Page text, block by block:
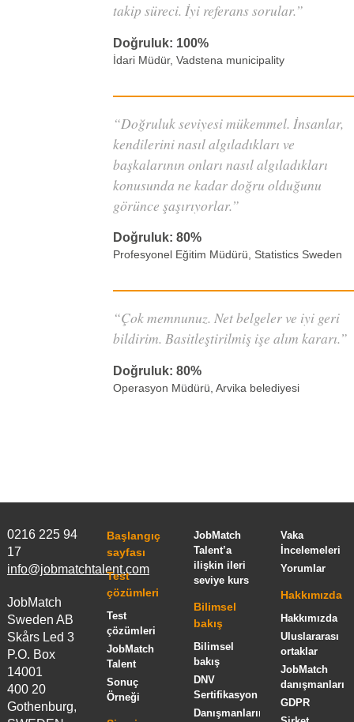
takip süreci. İyi referans sorular.”
Doğruluk: 100%
İdari Müdür, Vadstena municipality
“Doğruluk seviyesi mükemmel. İnsanlar,
kendilerini nasıl algıladıkları ve
başkalarının onları nasıl algıladıkları
konusunda ne kadar doğru olduğunu
görünce şaşırıyorlar.”
Doğruluk: 80%
Profesyonel Eğitim Müdürü, Statistics Sweden
“Çok memnunuz. Net belgeler ve iyi geri
bildirim. Basitleştirilmiş işe alım kararı.”
Doğruluk: 80%
Operasyon Müdürü, Arvika belediyesi
0216 225 94
17
info@jobmatchtalent.com
JobMatch
Sweden AB
Skårs Led 3
P.O. Box
14001
400 20
Gothenburg,
Başlangıç
sayfası
Test
çözümleri
Test
çözümleri
JobMatch
Talent
Sonuç
Örneği
JobMatch
Talent’a
ilişkin ileri
seviye kurs
Bilimsel
bakış
Bilimsel
bakış
DNV
Sertifikasyon
Danışmanlarımız
Vaka
İncelemeleri
Yorumlar
Hakkımızda
Hakkımızda
Uluslararası
ortaklar
JobMatch
danışmanları
GDPR